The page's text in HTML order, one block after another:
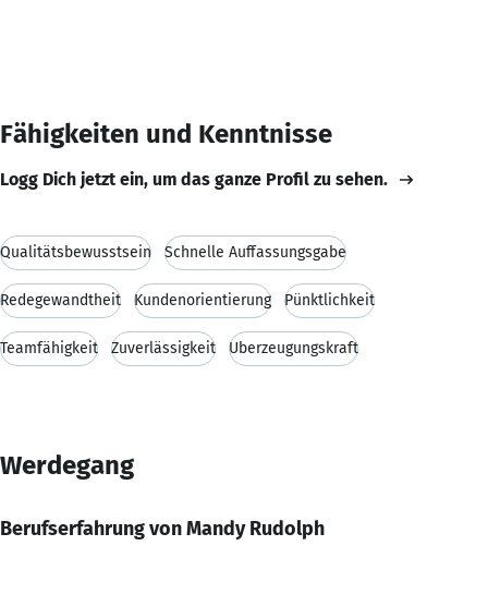
Fähigkeiten und Kenntnisse
Logg Dich jetzt ein, um das ganze Profil zu sehen.
Qualitätsbewusstsein Schnelle Auffassungsgabe
Redegewandtheit Kundenorientierung Pünktlichkeit
Teamfähigkeit Zuverlässigkeit Überzeugungskraft
Werdegang
Berufserfahrung von Mandy Rudolph